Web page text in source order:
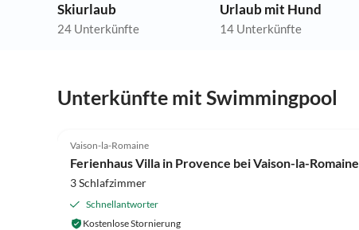
Skiurlaub
24 Unterkünfte
Urlaub mit Hund
14 Unterkünfte
Unterkünfte mit Swimmingpool
Vaison-la-Romaine
Ferienhaus Villa in Provence bei Vaison-la-Romaine
3 Schlafzimmer
Schnellantworter
Kostenlose Stornierung